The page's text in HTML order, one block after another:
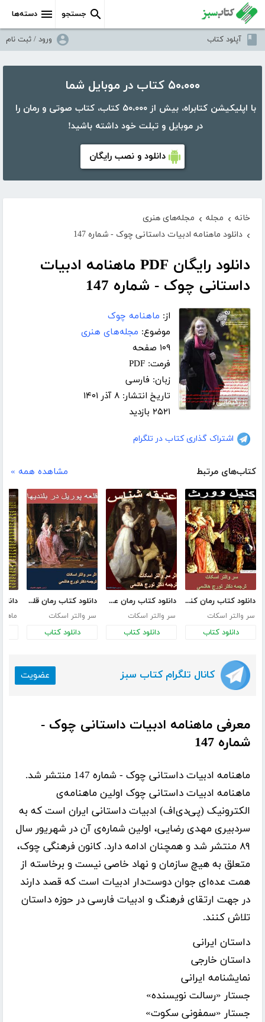
دسته‌ها جستجو
آپلود کتاب ورود / ثبت نام
۵۰،۰۰۰ کتاب در موبایل شما
با اپلیکیشن کتابراه، بیش از ۵۰،۰۰۰ کتاب، کتاب صوتی و رمان را
در موبایل و تبلت خود داشته باشید!
دانلود و نصب رایگان
خانه › مجله › مجله‌های هنری
› دانلود ماهنامه ادبیات داستانی چوک - شماره 147
دانلود رایگان PDF ماهنامه ادبیات
داستانی چوک - شماره 147
بزرگنمایی
از: ماهنامه چوک
موضوع: مجله‌های هنری
۱۰۹ صفحه
فرمت: PDF
زبان: فارسی
تاریخ انتشار: ۸ آذر ۱۴۰۱
۲۵۲۱ بازدید
اشتراک گذاری کتاب در تلگرام
کتاب‌های مرتبط مشاهده همه »
دانلود کتاب رمان کنیل وورث
سر والتر اسکات
دانلود کتاب
دانلود کتاب رمان عتیقه شناس
سر والتر اسکات
دانلود کتاب
دانلود کتاب رمان قلعه پوریل در بلندی‌ها
سر والتر اسکات
دانلود کتاب
کانال تلگرام کتاب سبز عضویت
معرفی ماهنامه ادبیات داستانی چوک -
شماره 147
ماهنامه ادبیات داستانی چوک - شماره 147 منتشر شد.
ماهنامه ادبیات داستانی چوک اولین ماهنامه‌ی
الکترونیک (پی‌دی‌اف) ادبیات داستانی ایران است که به
سردبیری مهدی رضایی، اولین شماره‌ی آن در شهریور سال
۸۹ منتشر شد و همچنان ادامه دارد. کانون فرهنگی چوک،
متعلق به هیچ سازمان و نهاد خاصی نیست و برخاسته از
همت عده‌ای جوان دوست‌دار ادبیات است که قصد دارند
در جهت ارتقای فرهنگ و ادبیات فارسی در حوزه داستان
تلاش کنند.
داستان ایرانی
داستان خارجی
نمایشنامه ایرانی
جستار «رسالت نویسنده»
جستار «سمفونی سکوت»